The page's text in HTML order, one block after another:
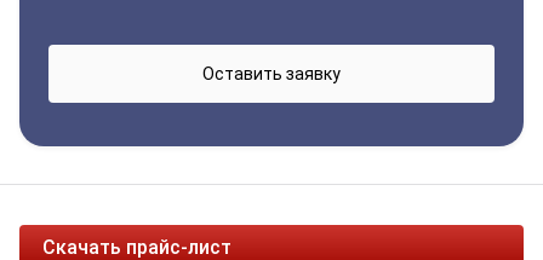
Скачать прайс-лист